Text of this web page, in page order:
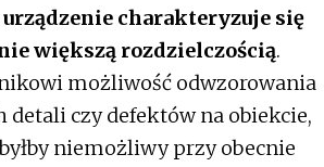
urządzenie charakteryzuje się
większą rozdzielczością.
możliwość odwzorowania
detali czy defektów na obiekcie,
niemożliwy przy obecnie